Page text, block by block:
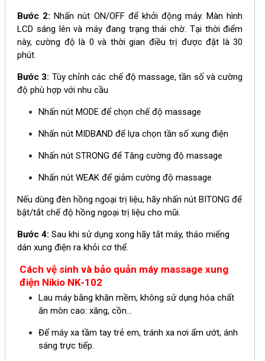
Bước 2: Nhấn nút ON/OFF để khởi động máy. Màn hình
LCD sáng lên và máy đang trạng thái chờ. Tại thời điểm
này, cường độ là 0 và thời gian điều trị được đặt là 30
phút.
Bước 3: Tùy chỉnh các chế độ massage, tần số và cường
độ phù hợp với nhu cầu
Nhấn nút MODE để chọn chế độ massage
Nhấn nút MIDBAND để lựa chọn tần số xung điện
Nhấn nút STRONG để Tăng cường độ massage
Nhấn nút WEAK để giảm cường độ massage
​Nếu dùng đèn hồng ngoại trị liệu, hãy nhấn nút BITONG để
bật/tắt chế độ hồng ngoại trị liệu cho mũi.
Bước 4: Sau khi sử dụng xong hãy tắt máy, tháo miếng
dán xung điện ra khỏi cơ thể.
Cách vệ sinh và bảo quản máy massage xung
điện Nikio NK-102
Lau máy bằng khăn mềm, không sử dụng hóa chất
ăn mòn cao: xăng, cồn...
Để máy xa tầm tay trẻ em, tránh xa nơi ẩm ướt, ánh
sáng trực tiếp.